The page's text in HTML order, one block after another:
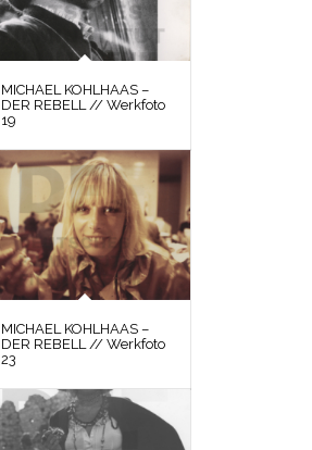
MICHAEL KOHLHAAS –
DER REBELL // Werkfoto
19
MICHAEL KOHLHAAS –
DER REBELL // Werkfoto
23